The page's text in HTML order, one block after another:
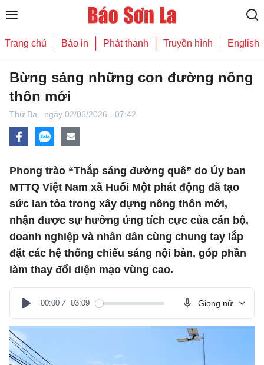
Trang chủ Báo in Phát thanh Truyền hình English
Bừng sáng những con đường nông
thôn mới
Thứ Ba, ngày 02/06/2026 - 07:42
Phong trào “Thắp sáng đường quê” do Ủy ban
MTTQ Việt Nam xã Huổi Một phát động đã tạo
sức lan tỏa trong xây dựng nông thôn mới,
nhận được sự hưởng ứng tích cực của cán bộ,
doanh nghiệp và nhân dân cùng chung tay lắp
đặt các hệ thống chiếu sáng nội bản, góp phần
làm thay đổi diện mạo vùng cao.
Play
00:00 03:09 Giọng nữ